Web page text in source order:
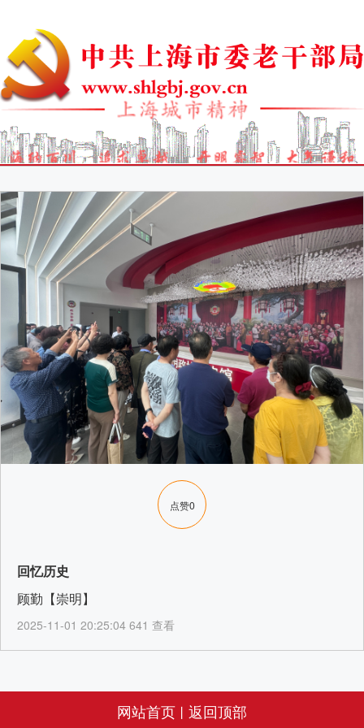
点赞0
回忆历史
顾勤【崇明】
2025-11-01 20:25:04 641 查看
网站首页 丨 返回顶部